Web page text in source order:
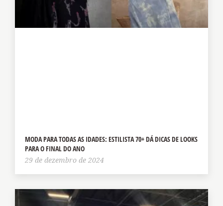
MODA PARA TODAS AS IDADES: ESTILISTA 70+ DÁ DICAS DE LOOKS
PARA O FINAL DO ANO
29 de dezembro de 2024